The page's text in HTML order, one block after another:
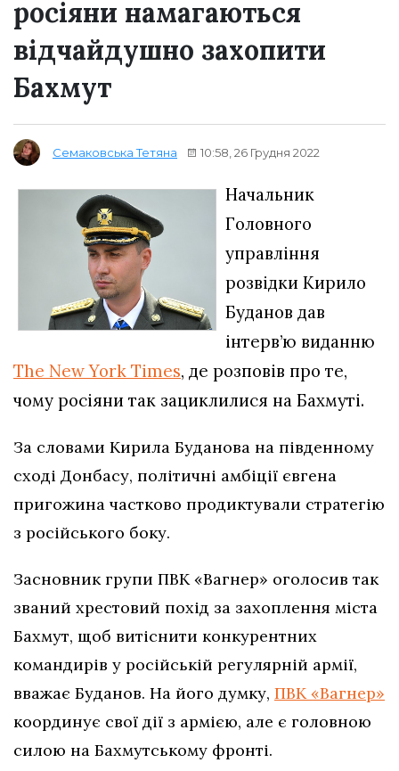
росіяни намагаються
відчайдушно захопити
Бахмут
Семаковська Тетяна 10:58, 26 Грудня 2022
Начальник
Головного
управління
розвідки Кирило
Буданов дав
інтерв’ю виданню
The New York Times, де розповів про те,
чому росіяни так зациклилися на Бахмуті.
За словами Кирила Буданова на південному
сході Донбасу, політичні амбіції євгена
пригожина частково продиктували стратегію
з російського боку.
Засновник групи ПВК «Вагнер» оголосив так
званий хрестовий похід за захоплення міста
Бахмут, щоб витіснити конкурентних
командирів у російській регулярній армії,
вважає Буданов. На його думку, ПВК «Вагнер»
координує свої дії з армією, але є головною
силою на Бахмутському фронті.